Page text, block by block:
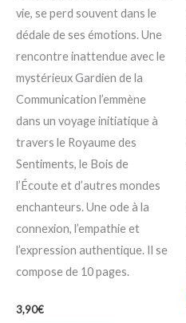
vie, se perd souvent dans le
dédale de ses émotions. Une
rencontre inattendue avec le
mystérieux Gardien de la
Communication l’emmène
dans un voyage initiatique à
travers le Royaume des
Sentiments, le Bois de
l’Écoute et d’autres mondes
enchanteurs. Une ode à la
connexion, l’empathie et
l’expression authentique. Il se
compose de 10 pages.
3,90€